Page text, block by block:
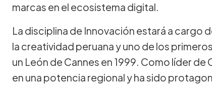
marcas en el ecosistema digital.
La disciplina de Innovación estará a cargo
la creatividad peruana y uno de los
un León de Cannes en 1999. Como líder
en una potencia regional y ha sido